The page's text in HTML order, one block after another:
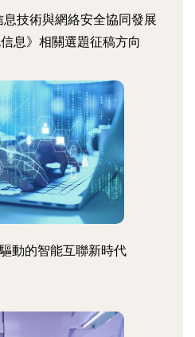
技術與網絡安全協同發展
息》相關選題征稿方向
動的智能互聯新時代